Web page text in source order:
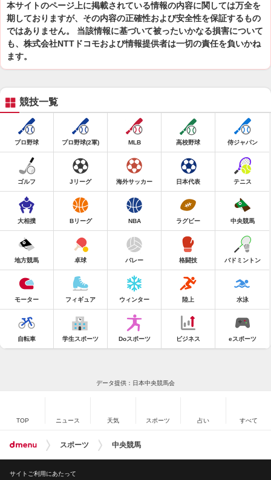
本サイトのページ上に掲載されている情報の内容に関しては万全を
期しておりますが、その内容の正確性および安全性を保証するもの
ではありません。 当該情報に基づいて被ったいかなる損害について
も、株式会社NTTドコモおよび情報提供者は一切の責任を負いかね
ます。
競技一覧
プロ野球 プロ野球(2軍) MLB 高校野球 侍ジャパン
ゴルフ Jリーグ 海外サッカー 日本代表 テニス
大相撲 Bリーグ NBA ラグビー 中央競馬
地方競馬 卓球 バレー 格闘技 バドミントン
モーター フィギュア ウィンター 陸上 水泳
自転車 学生スポーツ Doスポーツ ビジネス eスポーツ
データ提供：日本中央競馬会
TOP ニュース 天気 スポーツ 占い すべて
スポーツ 中央競馬
サイトご利用にあたって